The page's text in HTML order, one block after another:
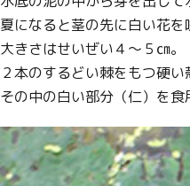
夏になると茎の先に白い花を
大きさはせいぜい４～５㎝。
２本のするどい棘をもつ硬い
その中の白い部分（仁）を食